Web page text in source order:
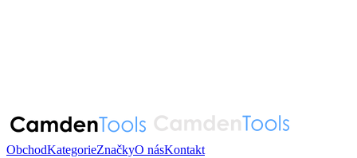
ObchodKategorieZnačkyO násKontakt